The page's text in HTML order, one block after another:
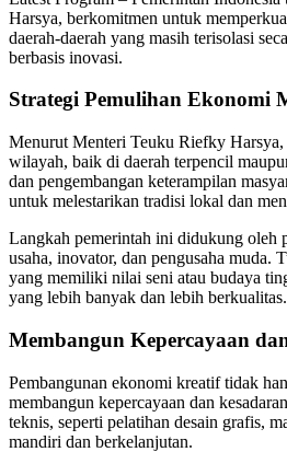
Harsya, berkomitmen untuk
daerah-daerah yang masih terisolasi
berbasis inovasi.
Strategi Pemulihan Ekonomi
Menurut Menteri Teuku Riefky Harsya,
wilayah, baik di daerah terpencil
dan pengembangan keterampilan
untuk melestarikan tradisi lokal dan
Langkah pemerintah ini didukung oleh
usaha, inovator, dan pengusaha muda.
yang memiliki nilai seni atau budaya
yang lebih banyak dan lebih berkualitas.
Membangun Kepercayaan
Pembangunan ekonomi kreatif tidak
membangun kepercayaan dan
teknis, seperti pelatihan desain grafis,
mandiri dan berkelanjutan.